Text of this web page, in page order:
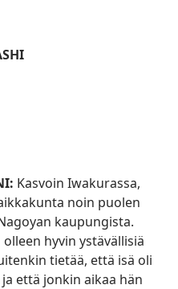
Kasvoin Iwakurassa,
noin puolen
kaupungista.
hyvin ystävällisiä
tietää, että isä oli
että jonkin aikaa hän